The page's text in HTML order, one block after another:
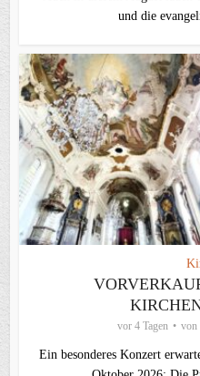
und die
vor 4 Tagen von
Ein besonderes Konzert